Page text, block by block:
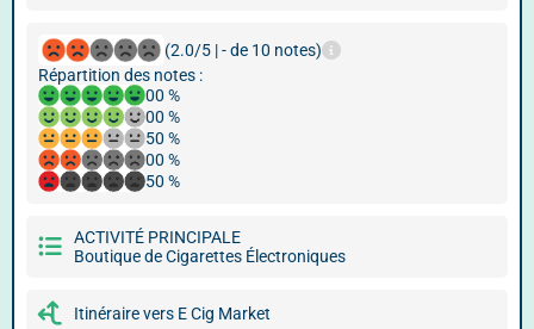
(2.0/5 | - de 10 notes)
Répartition des notes :
00 %
00 %
50 %
00 %
50 %
ACTIVITÉ PRINCIPALE
Boutique de Cigarettes Électroniques
Itinéraire vers E Cig Market